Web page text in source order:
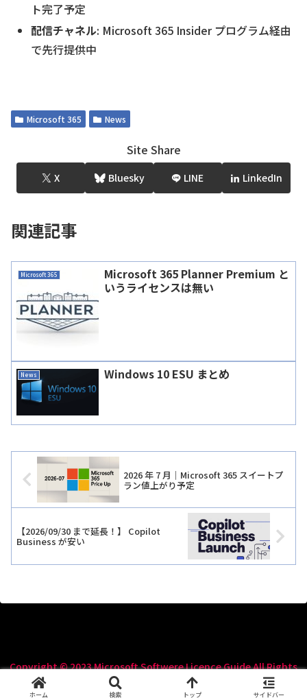
ト完了予定
配信チャネル: Microsoft 365 Insider プログラム経由
で先行提供中
Microsoft 365 News
Site Share
X Bluesky LINE LinkedIn
関連記事
Microsoft 365
Microsoft 365 Planner Premium と
いうライセンスは無い
News Windows 10 ESU まとめ
2026 年 7 月｜Microsoft 365 スイートプ
ラン値上がり予定
【2026/09/30 まで延長！】 Copilot
Business が安い
Copyright © 2023 Microsoft Softwere Licence Guide All Rights
ホーム 検索 トップ サイドバー